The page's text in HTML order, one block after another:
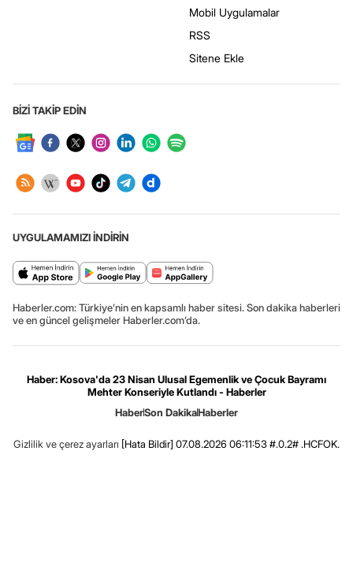
Mobil Uygulamalar
RSS
Sitene Ekle
BİZİ TAKİP EDİN
UYGULAMAMIZI İNDİRİN
Haberler.com: Türkiye’nin en kapsamlı haber sitesi. Son dakika haberleri
ve en güncel gelişmeler Haberler.com’da.
Haber: Kosova'da 23 Nisan Ulusal Egemenlik ve Çocuk Bayramı
Mehter Konseriyle Kutlandı - Haberler
HaberSon DakikaHaberler
Gizlilik ve çerez ayarları [Hata Bildir] 07.08.2026 06:11:53 #.0.2# .HCFOK.